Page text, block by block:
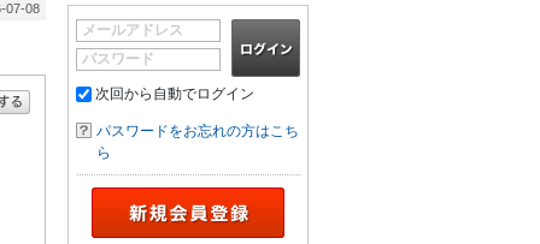
07-08
メールアドレス
パスワード
次回から自動でログイン
パスワードをお忘れの方はこち
ら